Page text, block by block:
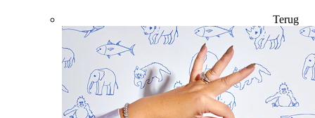
Terug